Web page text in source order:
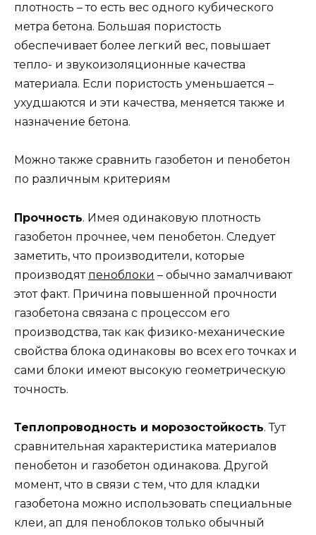
плотность – то есть вес одного кубического
метра бетона. Большая пористость
обеспечивает более легкий вес, повышает
тепло- и звукоизоляционные качества
материала. Если пористость уменьшается –
ухудшаются и эти качества, меняется также и
назначение бетона.
Можно также сравнить газобетон и пенобетон
по различным критериям
Прочность. Имея одинаковую плотность
газобетон прочнее, чем пенобетон. Следует
заметить, что производители, которые
производят пеноблоки – обычно замалчивают
этот факт. Причина повышенной прочности
газобетона связана с процессом его
производства, так как физико-механические
свойства блока одинаковы во всех его точках и
сами блоки имеют высокую геометрическую
точность.
Теплопроводность и морозостойкость. Тут
сравнительная характеристика материалов
пенобетон и газобетон одинакова. Другой
момент, что в связи с тем, что для кладки
газобетона можно использовать специальные
клеи, ап для пеноблоков только обычный